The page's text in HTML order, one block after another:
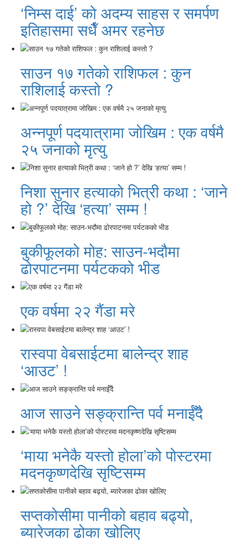
‘निम्स दाई’ को अदम्य साहस र समर्पण
इतिहासमा सधैँ अमर रहनेछ
साउन १७ गतेको राशिफल : कुन
राशिलाई कस्तो ?
अन्नपूर्ण पदयात्रामा जोखिम : एक वर्षमै
२५ जनाको मृत्यु
निशा सुनार हत्याको भित्री कथा : ‘जाने
हो ?’ देखि ‘हत्या’ सम्म !
बुकीफूलको मोह: साउन-भदौमा
ढोरपाटनमा पर्यटकको भीड
एक वर्षमा २२ गैंडा मरे
रास्वपा वेबसाईटमा बालेन्द्र शाह
‘आउट’ !
आज साउने सङ्क्रान्ति पर्व मनाईँदै
‘माया भनेकै यस्तो होला’को पोस्टरमा
मदनकृष्णदेखि सृष्टिसम्म
सप्तकोसीमा पानीको बहाव बढ्यो,
ब्यारेजका ढोका खोलिए